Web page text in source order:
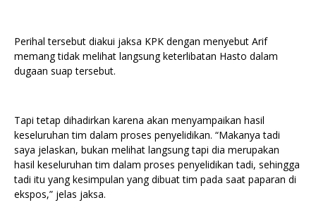
Perihal tersebut diakui jaksa KPK dengan menyebut Arif
memang tidak melihat langsung keterlibatan Hasto dalam
dugaan suap tersebut.
Tapi tetap dihadirkan karena akan menyampaikan hasil
keseluruhan tim dalam proses penyelidikan. “Makanya tadi
saya jelaskan, bukan melihat langsung tapi dia merupakan
hasil keseluruhan tim dalam proses penyelidikan tadi, sehingga
tadi itu yang kesimpulan yang dibuat tim pada saat paparan di
ekspos,” jelas jaksa.